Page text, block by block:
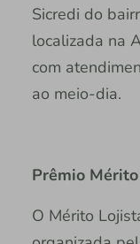
Sicredi do
localizada na
com
ao meio-dia.
Prêmio
O Mérito